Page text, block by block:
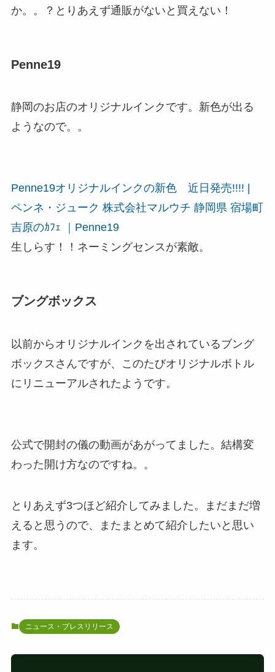
か。。？とりあえず通販がないと買えない！
Penne19
静岡のお店のオリジナルインクです。新色が出る
ようなので。。
Penne19オリジナルインクの新色 近日発売!!!! |
ペンネ・ジューク 株式会社マルウチ 静岡県 宿場町
吉原のｶﾌｪ ｜Penne19
生しらす！！ネーミングセンスが素敵。
ブングボックス
以前からオリジナルインクを出されているブング
ボックスさんですが、このたびオリジナルボトル
にリニューアルされたようです。
公式で開封の儀の動画があがってました。結構変
わった開け方なのですね。。
とりあえず3つほど紹介してみました。まだまだ増
えると思うので、またまとめて紹介したいと思い
ます。
ニュース・プレスリリース